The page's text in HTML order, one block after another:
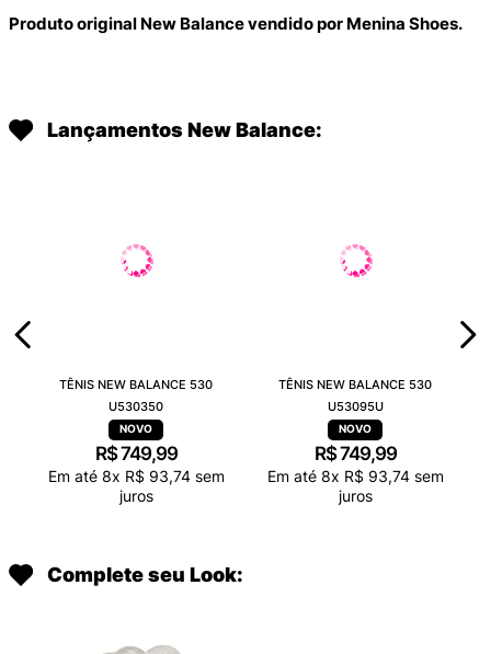
Produto original New Balance vendido por Menina Shoes.
Lançamentos New Balance:
TÊNIS NEW BALANCE 530
U530350
R$749,99
Em até 8x R$ 93,74sem
juros
TÊNIS NEW BALANCE 530
U53095U
R$749,99
Em até 8x R$ 93,74sem
juros
Complete seu Look: